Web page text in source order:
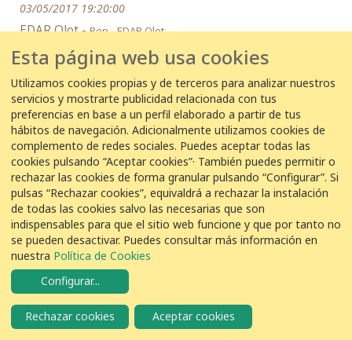
03/05/2017 19:20:00
EDAR Olot -Pep - EDAR Olot
6Lavandera Blanca Motacilla alba
03/05/2017 16:30:00
EDAR Sabadell Riu Ripoll -Antonio Izquierdo Alsina
4Lavandera Blanca Motacilla alba
03/05/2017 12:00:00
EDAR Baix Llobregat -Dario Zurbrigg Baldi
5Lavandera Blanca
03/05/2017 11:30:00
Esta página web usa cookies
Utilizamos cookies propias y de terceros para analizar nuestros
servicios y mostrarte publicidad relacionada con tus
preferencias en base a un perfil elaborado a partir de tus
hábitos de navegación. Adicionalmente utilizamos cookies de
complemento de redes sociales. Puedes aceptar todas las
cookies pulsando “Aceptar cookies”· También puedes permitir o
rechazar las cookies de forma granular pulsando “Configurar”. Si
pulsas “Rechazar cookies”, equivaldrá a rechazar la instalación
de todas las cookies salvo las necesarias que son
indispensables para que el sitio web funcione y que por tanto no
se pueden desactivar. Puedes consultar más información en
nuestra Política de Cookies
Configurar...
Rechazar cookies Aceptar cookies